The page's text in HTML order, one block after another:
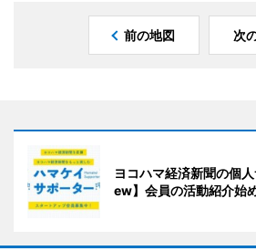
前の地図 次
ヨコハマ経済新聞の個
ew】会員の活動紹介始